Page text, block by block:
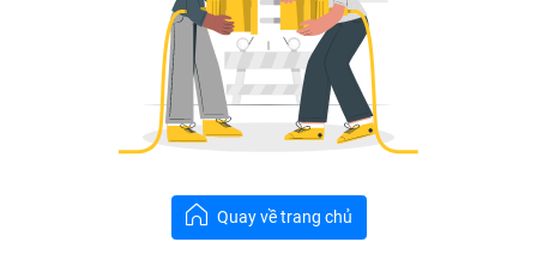
Quay về trang chủ